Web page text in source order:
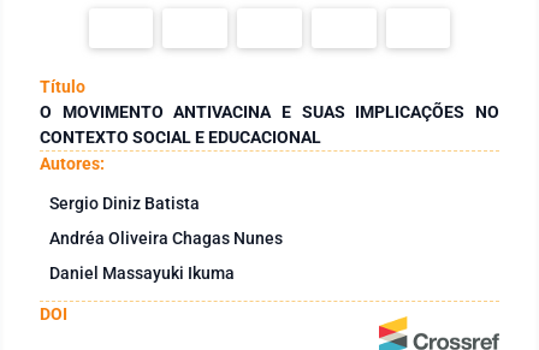
Título
O MOVIMENTO ANTIVACINA E SUAS IMPLICAÇÕES NO
CONTEXTO SOCIAL E EDUCACIONAL
Autores:
Sergio Diniz Batista
Andréa Oliveira Chagas Nunes
Daniel Massayuki Ikuma
DOI